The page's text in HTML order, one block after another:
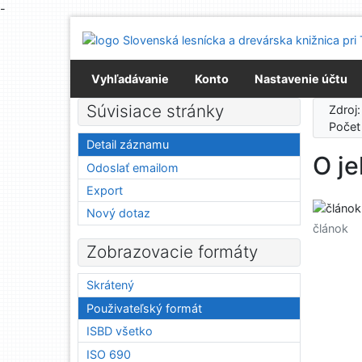
-
Prejsť na menu
Prehlásenie o webovej prístupnosti
Vyhľadávanie
Konto Nastavenie účtu
O
článok
Súvisiace stránky
Detail záznamu
Odoslať emailom
Export
Nový dotaz
Zobrazovacie formáty
Skrátený
Použivateľský formát
ISBD všetko
ISO 690